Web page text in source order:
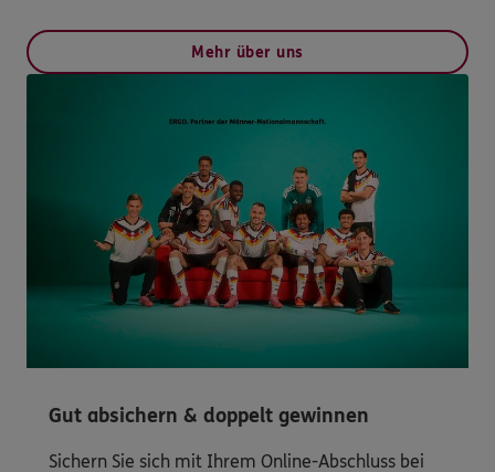
Mehr über uns
Gut absichern & doppelt gewinnen
Sichern Sie sich mit Ihrem Online-Abschluss bei